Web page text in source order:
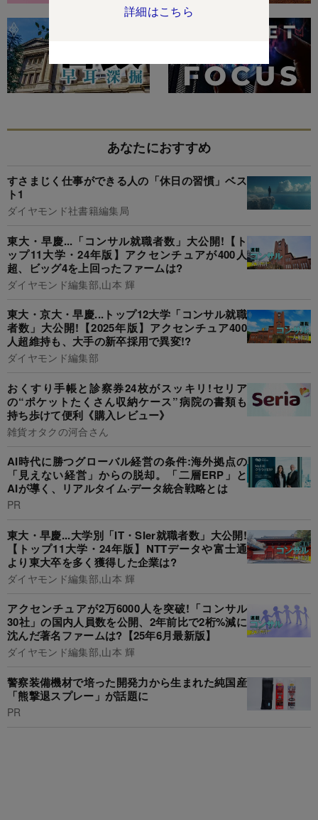
詳細はこちら
あなたにおすすめ
すさまじく仕事ができる人の「休日の習慣」ベス
ト1
ダイヤモンド社書籍編集局
東大・早慶...「コンサル就職者数」大公開!【ト
ップ11大学・24年版】アクセンチュアが400人
超、ビッグ4を上回ったファームは?
ダイヤモンド編集部,山本 輝
東大・京大・早慶...トップ12大学「コンサル就職
者数」大公開!【2025年版】アクセンチュア400
人超維持も、大手の新卒採用で異変!?
ダイヤモンド編集部
おくすり手帳と診察券24枚がスッキリ!セリア
の“ポケットたくさん収納ケース”病院の書類も
持ち歩けて便利《購入レビュー》
雑貨オタクの河合さん
AI時代に勝つグローバル経営の条件:海外拠点の
「見えない経営」からの脱却。「二層ERP」と
AIが導く、リアルタイム·データ統合戦略とは
PR
東大・早慶...大学別「IT・SIer就職者数」大公開!
【トップ11大学・24年版】NTTデータや富士通
より東大卒を多く獲得した企業は?
ダイヤモンド編集部,山本 輝
アクセンチュアが2万6000人を突破!「コンサル
30社」の国内人員数を公開、2年前比で2桁%減に
沈んだ著名ファームは?【25年6月最新版】
ダイヤモンド編集部,山本 輝
警察装備機材で培った開発力から生まれた純国産
「熊撃退スプレー」が話題に
PR